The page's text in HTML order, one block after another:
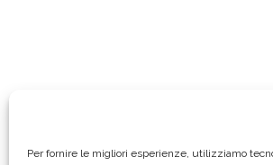
Per fornire le migliori esperienze, utilizziamo